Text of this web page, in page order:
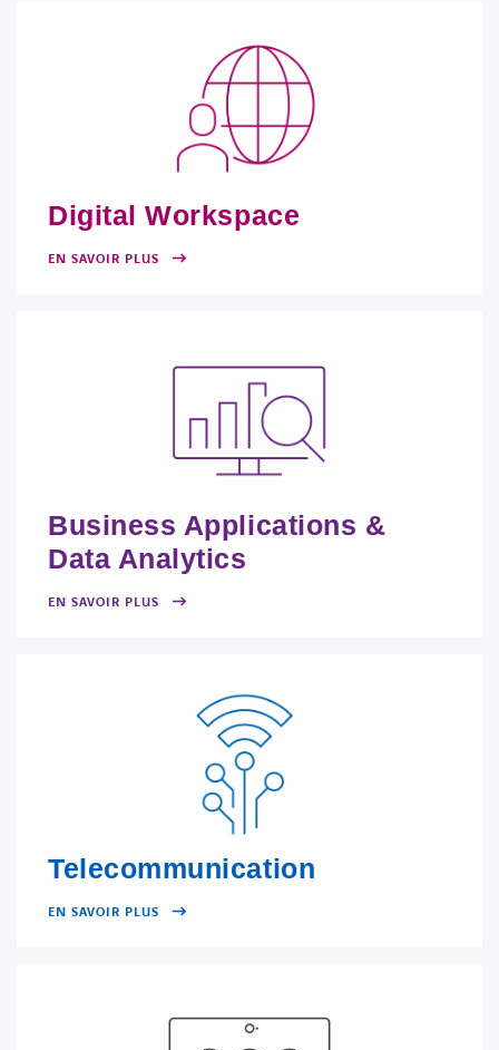
FACEBOOK
TWITTER
Digital Workspace
EN SAVOIR PLUS
Business Applications &
Data Analytics
EN SAVOIR PLUS
Telecommunication
EN SAVOIR PLUS